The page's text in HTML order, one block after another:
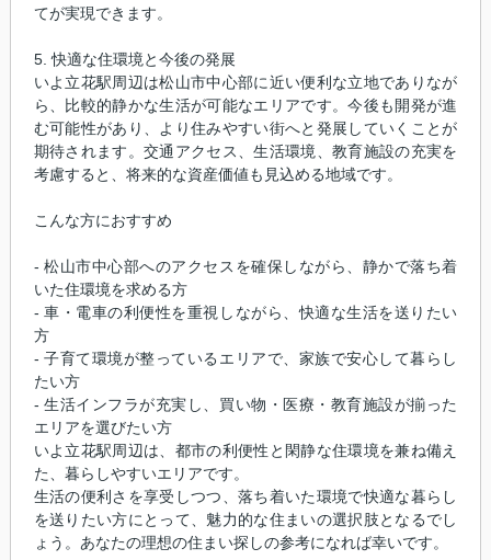
てが実現できます。
5. 快適な住環境と今後の発展
いよ立花駅周辺は松山市中心部に近い便利な立地でありなが
ら、比較的静かな生活が可能なエリアです。今後も開発が進
む可能性があり、より住みやすい街へと発展していくことが
期待されます。交通アクセス、生活環境、教育施設の充実を
考慮すると、将来的な資産価値も見込める地域です。
こんな方におすすめ
- 松山市中心部へのアクセスを確保しながら、静かで落ち着
いた住環境を求める方
- 車・電車の利便性を重視しながら、快適な生活を送りたい
方
- 子育て環境が整っているエリアで、家族で安心して暮らし
たい方
- 生活インフラが充実し、買い物・医療・教育施設が揃った
エリアを選びたい方
いよ立花駅周辺は、都市の利便性と閑静な住環境を兼ね備え
た、暮らしやすいエリアです。
生活の便利さを享受しつつ、落ち着いた環境で快適な暮らし
を送りたい方にとって、魅力的な住まいの選択肢となるでし
ょう。あなたの理想の住まい探しの参考になれば幸いです。